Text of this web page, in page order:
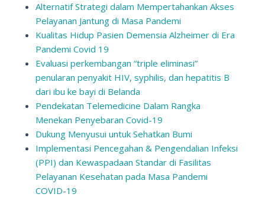
Alternatif Strategi dalam Mempertahankan Akses
Pelayanan Jantung di Masa Pandemi
Kualitas Hidup Pasien Demensia Alzheimer di Era
Pandemi Covid 19
Evaluasi perkembangan “triple eliminasi”
penularan penyakit HIV, syphilis, dan hepatitis B
dari ibu ke bayi di Belanda
Pendekatan Telemedicine Dalam Rangka
Menekan Penyebaran Covid-19
Dukung Menyusui untuk Sehatkan Bumi
Implementasi Pencegahan & Pengendalian Infeksi
(PPI) dan Kewaspadaan Standar di Fasilitas
Pelayanan Kesehatan pada Masa Pandemi
COVID-19